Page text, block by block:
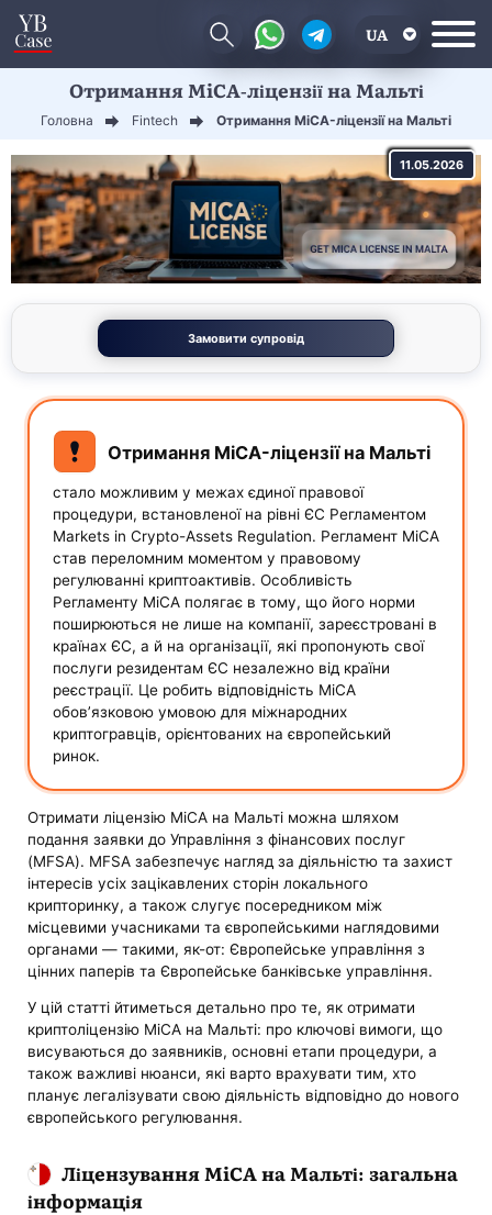
UA
Отримання MiCA-ліцензії на Мальті
Головна Fintech Отримання MiCA-ліцензії на Мальті
11.05.2026
Замовити супровід
Отримання MiCA-ліцензії на Мальті
стало можливим у межах єдиної правової
процедури, встановленої на рівні ЄС Регламентом
Markets in Crypto-Assets Regulation. Регламент MiCA
став переломним моментом у правовому
регулюванні криптоактивів. Особливість
Регламенту MiCA полягає в тому, що його норми
поширюються не лише на компанії, зареєстровані в
країнах ЄС, а й на організації, які пропонують свої
послуги резидентам ЄС незалежно від країни
реєстрації. Це робить відповідність MiCA
обов’язковою умовою для міжнародних
криптогравців, орієнтованих на європейський
ринок.
Отримати ліцензію MiCA на Мальті можна шляхом
подання заявки до Управління з фінансових послуг
(MFSA). MFSA забезпечує нагляд за діяльністю та захист
інтересів усіх зацікавлених сторін локального
крипторинку, а також слугує посередником між
місцевими учасниками та європейськими наглядовими
органами — такими, як-от: Європейське управління з
цінних паперів та Європейське банківське управління.
У цій статті йтиметься детально про те, як отримати
криптоліцензію MiCA на Мальті: про ключові вимоги, що
висуваються до заявників, основні етапи процедури, а
також важливі нюанси, які варто врахувати тим, хто
планує легалізувати свою діяльність відповідно до нового
європейського регулювання.
Ліцензування MiCA на Мальті: загальна
інформація